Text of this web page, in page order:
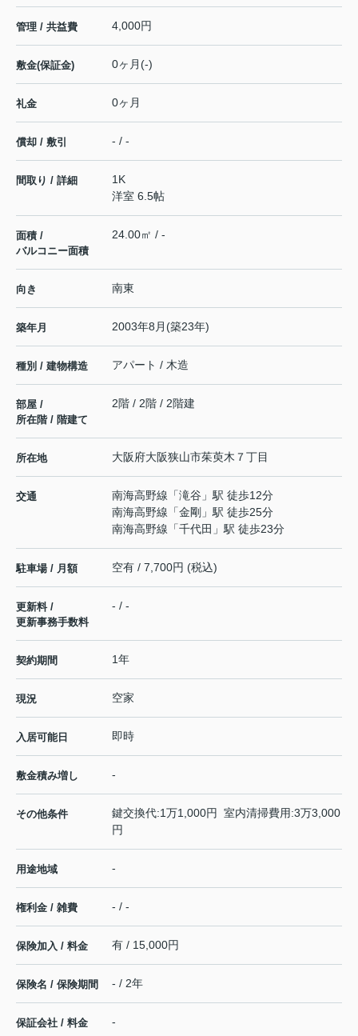
管理 / 共益費 4,000円
敷金(保証金) 0ヶ月(-)
礼金 0ヶ月
償却 / 敷引 - / -
間取り / 詳細
1K
洋室 6.5帖
面積 /
バルコニー面積
24.00㎡ / -
向き 南東
築年月 2003年8月(築23年)
種別 / 建物構造 アパート / 木造
部屋 /
所在階 / 階建て
2階 / 2階 / 2階建
所在地 大阪府大阪狭山市茱萸木 ７丁目
交通 南海高野線 「滝谷 」駅 徒歩12分
南海高野線 「金剛 」駅 徒歩25分
南海高野線 「千代田 」駅 徒歩23分
駐車場 / 月額 空有 / 7,700円 (税込)
更新料 /
更新事務手数料
- / -
契約期間 1年
現況 空家
入居可能日 即時
敷金積み増し -
その他条件
鍵交換代:1万1,000円 室内清掃費用:3万3,000
円
用途地域 -
権利金 / 雑費 - / -
保険加入 / 料金 有 / 15,000円
保険名 / 保険期間 - / 2年
保証会社 / 料金
-